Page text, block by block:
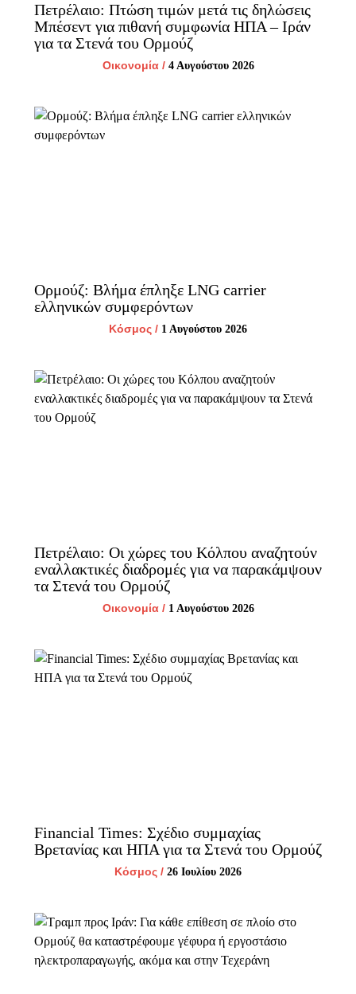
Πετρέλαιο: Πτώση τιμών μετά τις δηλώσεις
Μπέσεντ για πιθανή συμφωνία ΗΠΑ – Ιράν
για τα Στενά του Ορμούζ
Οικονομία/ 4 Αυγούστου 2026
Ορμούζ: Βλήμα έπληξε LNG carrier
ελληνικών συμφερόντων
Κόσμος / 1 Αυγούστου 2026
Πετρέλαιο: Οι χώρες του Κόλπου αναζητούν
εναλλακτικές διαδρομές για να παρακάμψουν
τα Στενά του Ορμούζ
Οικονομία/ 1 Αυγούστου 2026
Financial Times: Σχέδιο συμμαχίας
Βρετανίας και ΗΠΑ για τα Στενά του Ορμούζ
Κόσμος / 26 Ιουλίου 2026